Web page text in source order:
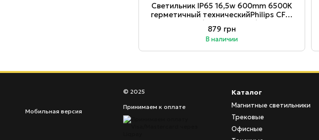
Светильник ІР65 16,5w 600mm 6500К
герметичный техническийPhilips CFW
PSU (911401824282)
879 грн
В наличии
Мобильная версия
© 2025
Принимаем к оплате
Каталог
Магнитные светильники
Трековые
Офисные